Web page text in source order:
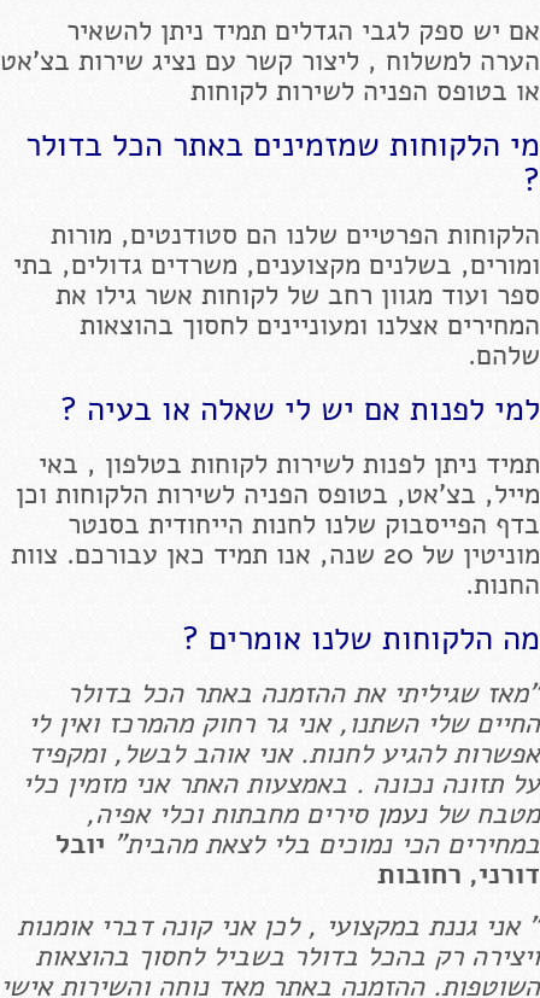
אם יש ספק לגבי הגדלים תמיד ניתן להשאיר
הערה למשלוח , ליצור קשר עם נציג שירות בצ'אט
או בטופס הפניה לשירות לקוחות
מי הלקוחות שמזמינים באתר הכל בדולר
?
הלקוחות הפרטיים שלנו הם סטודנטים, מורות
ומורים, בשלנים מקצוענים, משרדים גדולים, בתי
ספר ועוד מגוון רחב של לקוחות אשר גילו את
המחירים אצלנו ומעוניינים לחסוך בהוצאות
שלהם.
למי לפנות אם יש לי שאלה או בעיה ?
תמיד ניתן לפנות לשירות לקוחות בטלפון , באי
מייל, בצ'אט, בטופס הפניה לשירות הלקוחות וכן
בדף הפייסבוק שלנו לחנות הייחודית בסנטר
מוניטין של 20 שנה, אנו תמיד כאן עבורכם. צוות
החנות.
מה הלקוחות שלנו אומרים ?
"מאז שגיליתי את ההזמנה באתר הכל בדולר
החיים שלי השתנו, אני גר רחוק מהמרכז ואין לי
אפשרות להגיע לחנות. אני אוהב לבשל, ומקפיד
על תזונה נכונה . באמצעות האתר אני מזמין כלי
מטבח שלנעמןסירים מחבתות וכלי אפיה,
במחירים הכי נמוכים בלי לצאת מהבית" יובל
דורני, רחובות
" אני גננת במקצועי , לכן אני קונה דברי אומנות
ויצירה רק בהכל בדולר בשביל לחסוך בהוצאות
השוטפות. ההזמנה באתר מאד נוחה והשירות אישי